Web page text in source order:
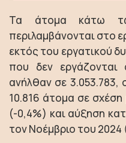
Τα άτομα κάτω
περιλαμβάνονται στο
εκτός του εργατικού
που δεν εργάζονται
ανήλθαν σε 3.053.783,
10.816 άτομα σε
(-0,4%) και αύξηση
τον Νοέμβριο του 2024